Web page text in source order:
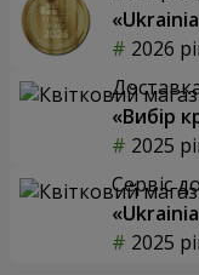
2026
«Вибір
2025
Сервіс
2025